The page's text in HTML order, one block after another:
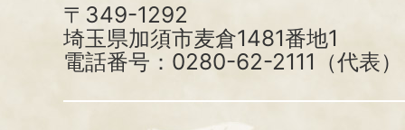
〒349-1292
埼玉県加須市麦倉1481番地1
電話番号：0280-62-2111（代表）